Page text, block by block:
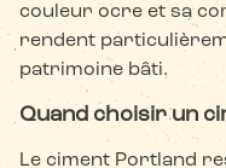
couleur ocre et sa
rendent
patrimoine bâti.
Quand choisir un
Le ciment Portland